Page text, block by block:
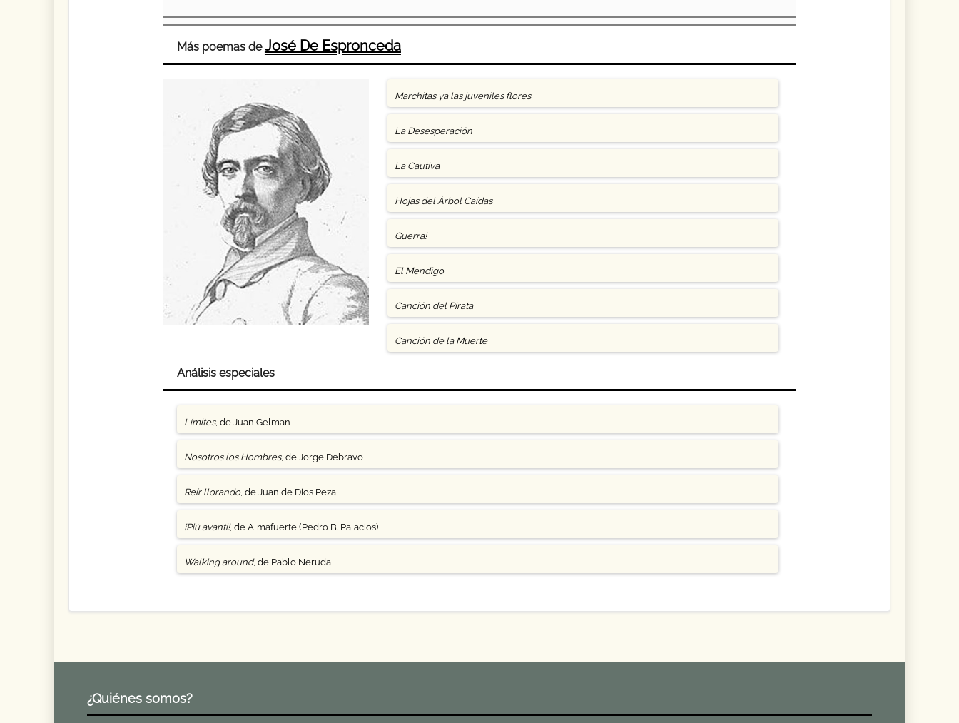
Más poemas deJosé De Espronceda
Marchitas ya las juveniles flores
La Desesperación
La Cautiva
Hojas del Árbol Caídas
Guerra!
El Mendigo
Canción del Pirata
Canción de la Muerte
Análisis especiales
Límites, de Juan Gelman
Nosotros los Hombres, de Jorge Debravo
Reír llorando, de Juan de Dios Peza
¡Più avanti!, de Almafuerte (Pedro B. Palacios)
Walking around, de Pablo Neruda
¿Quiénes somos?